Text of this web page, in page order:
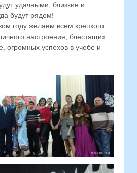
удачными, близкие и
будут рядом!
году желаем всем крепкого
настроения, блестящих
огромных успехов в учебе и